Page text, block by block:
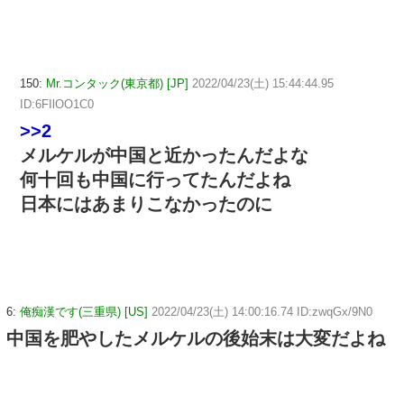
150: Mr.コンタック(東京都) [JP] 2022/04/23(土) 15:44:44.95
ID:6FIlOO1C0
>>2
メルケルが中国と近かったんだよな
何十回も中国に行ってたんだよね
日本にはあまりこなかったのに
6: 俺痴漢です(三重県) [US] 2022/04/23(土) 14:00:16.74 ID:zwqGx/9N0
中国を肥やしたメルケルの後始末は大変だよね